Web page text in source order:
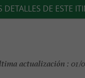
DETALLES DE ESTE
actualización : 01/